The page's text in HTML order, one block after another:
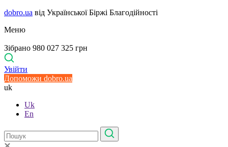
dobro.ua від Української Біржі Благодійності
Меню
Зібрано 980 027 325 грн
Увійти
Допоможи dobro.ua
uk
Uk
En